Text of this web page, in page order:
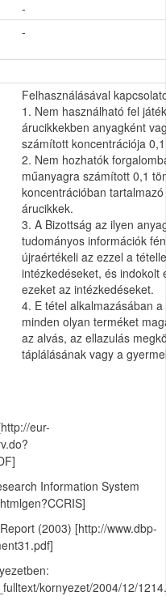
-
-
Felhasználásával
1. Nem használható fel
árucikkekben anyagként
számított koncentrációja
2. Nem hozhatók
műanyagra számított 0,1
koncentrációban
árucikkek.
3. A Bizottság az ilyen
tudományos információk
újraértékeli az ezzel a
intézkedéseket, és
ezeket az intézkedéseket.
4. E tétel alkalmazásában
minden olyan terméket
az alvás, az ellazulás
táplálásának vagy a
eur-
Information System
(2003) [http://www.dbp-
kornyezet/2004/12/